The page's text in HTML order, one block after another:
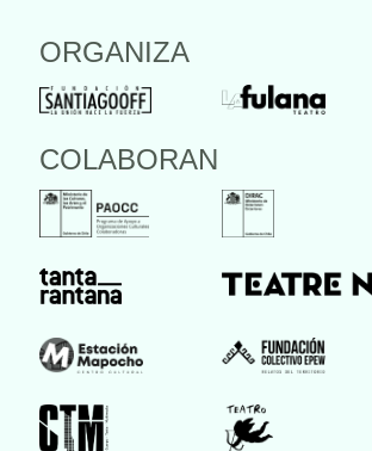
ORGANIZA
COLABORAN